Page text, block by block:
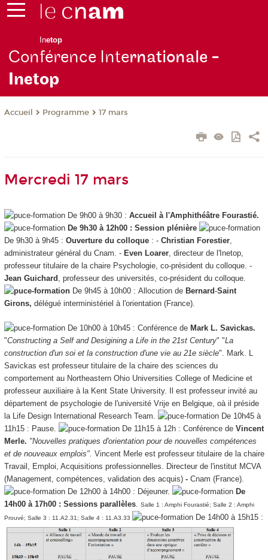
Inetop
Conférence Internationale -
Inetop
Accueil Programme 17 mars
Mercredi 17 mars
De 9h00 à 9h30 : Accueil à l'Amphithéâtre Fourastié.
De 9h30 à 12h00 : Session plénière
De 9h30 à 9h45 : Ouverture du colloque : - Christian Forestier,
administrateur général du Cnam. - Even Loarer, directeur de l'Inetop,
professeur titulaire de la chaire Psychologie, co-président du colloque. -
Jean Guichard , professeur des universités, co-président du colloque.
De 9h45 à 10h00 : Allocution de Bernard-Saint
Girons, délégué interministériel à l'orientation (France).
De 10h00 à 10h45 : Conférence de Mark L. Savickas.
"Constructing a Self and Desigining a Life in the 21st Century" "La
construction d'un soi et la construction d'une vie au 21e siècle". Mark. L
Savickas est professeur titulaire de la chaire des sciences du
comportement au Northeastern Ohio Universities College of Medicine et
professeur auxiliaire à la Kent State University. Il est professeur invité au
département de psychologie de l'université Vrije en Belgique, oà il préside
la Life Design International Research Team.
De 10h45 à
11h15 : Pause.
De 11h15 à 12h : Conférence de Vincent
Merle. "Nouvelles pratiques d'orientation pour de nouvelles compétences
et de nouveaux emplois". Vincent Merle est professeur titulaire de la chaire
Travail, Emploi, Acquisitions professionnelles. Directeur de l'institut MCVA
(Management, compétences, validation des acquis) -Cnam (France).
De 12h00 à 14h00 : Déjeuner.
De
14h00 à 17h00 : Sessions parallèles.
Salle 1 : Amphi Fourastié; Salle 2 : Amphi
Prouvé; Salle 3 : 11.A2.31; Salle 4 : 11.A3.33
De 14h00 à 15h15 :